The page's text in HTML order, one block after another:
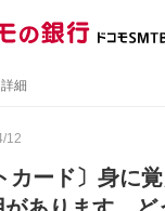
詳細
12
カード〕身に